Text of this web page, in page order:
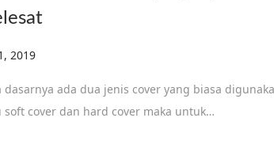
on
2019
dasarnya ada dua jenis cover yang biasa
soft cover dan hard cover maka untuk…